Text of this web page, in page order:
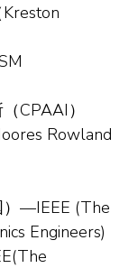
CPAAI）
Rowland
—IEEE (The
Engineers)